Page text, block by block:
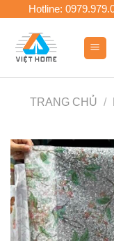
content
Hotline:
TRANG CHỦ /